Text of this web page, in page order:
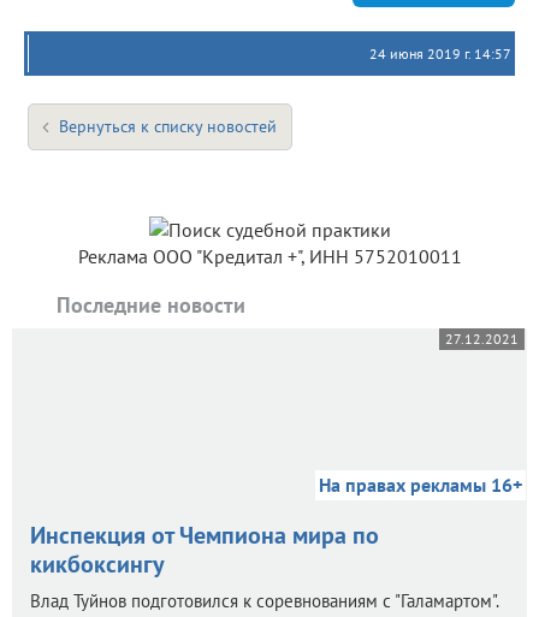
24 июня 2019 г. 14:57
Вернуться к списку новостей
Реклама ООО "Кредитал +", ИНН 5752010011
Последние новости
27.12.2021
На правах рекламы 16+
Инспекция от Чемпиона мира по
кикбоксингу
Влад Туйнов подготовился к соревнованиям с "Галамартом".